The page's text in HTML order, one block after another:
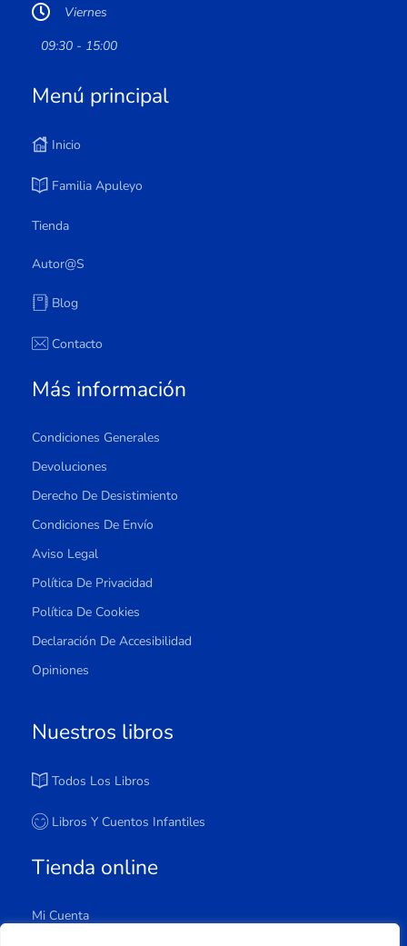
Viernes
09:30 - 15:00
Menú principal
Inicio
Familia Apuleyo
Tienda
Autor@s
Blog
Contacto
Más información
Condiciones Generales
Devoluciones
Derecho De Desistimiento
Condiciones De Envío
Aviso Legal
Política De Privacidad
Política De Cookies
Declaración De Accesibilidad
Opiniones
Nuestros libros
Todos Los Libros
Libros Y Cuentos Infantiles
Tienda online
Mi Cuenta